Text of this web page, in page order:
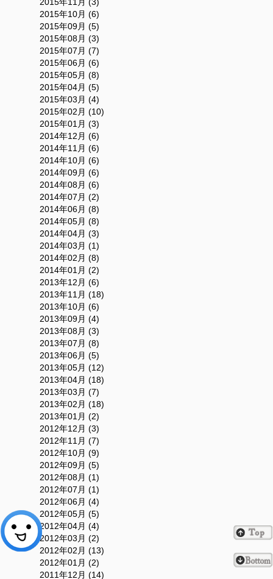
2015年10月 (6)
2015年09月 (5)
2015年08月 (3)
2015年07月 (7)
2015年06月 (6)
2015年05月 (8)
2015年04月 (5)
2015年03月 (4)
2015年02月 (10)
2015年01月 (3)
2014年12月 (6)
2014年11月 (6)
2014年10月 (6)
2014年09月 (6)
2014年08月 (6)
2014年07月 (2)
2014年06月 (8)
2014年05月 (8)
2014年04月 (3)
2014年03月 (1)
2014年02月 (8)
2014年01月 (2)
2013年12月 (6)
2013年11月 (18)
2013年10月 (6)
2013年09月 (4)
2013年08月 (3)
2013年07月 (8)
2013年06月 (5)
2013年05月 (12)
2013年04月 (18)
2013年03月 (7)
2013年02月 (18)
2013年01月 (2)
2012年12月 (3)
2012年11月 (7)
2012年10月 (9)
2012年09月 (5)
2012年08月 (1)
2012年07月 (1)
2012年06月 (4)
2012年05月 (5)
2012年04月 (4)
2012年03月 (2)
2012年02月 (13)
2012年01月 (2)
2011年12月 (14)